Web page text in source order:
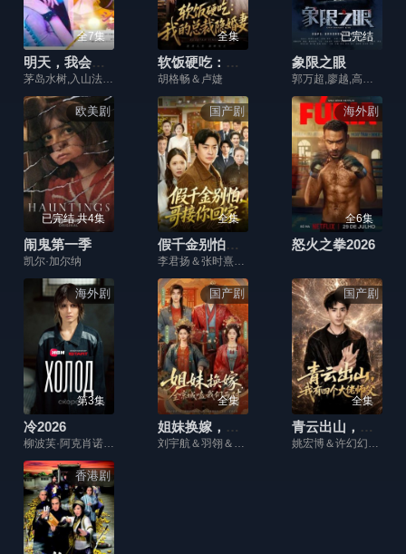
全7集
明天，我会成为谁的女友第二季
茅岛水树,入山法子,齐藤渚,纲启永,新井美羽,稻叶友
全集
软饭硬吃：我的总裁隐婚妻
胡格畅＆卢婕
已完结
象限之眼
郭万超,廖越,高磊,王翰,杨欢,李延,赵亮
欧美剧
已完结 共4集
闹鬼第一季
凯尔·加尔纳
国产剧
全集
假千金别怕，哥接你回家
李君扬＆张时熹＆黎博
海外剧
全6集
怒火之拳2026
海外剧
第3集
冷2026
柳波芙·阿克肖诺娃,琳达·拉宾什,彼得·费奥多罗夫,拉丽萨·古泽耶娃,奥列格·瓦西里科夫,阿纳斯塔西娅·米希纳,Denis Prytkov,Kseniya Katalymova,Evgeniy Kharitonov,弗谢沃罗德·沃洛丁,Mikhail Konovalov,Aleksandr Averin,亚历山大·克罗特科夫,Maksim Boyko,亚历山德拉·巴巴斯基纳,Aleksandr Shakhov,Maksim Dromashko,Yuliya Salmina,阿纳斯塔西娅·伏拉索娃,Taya
国产剧
全集
姐妹换嫁，全京城嗑我们两对
刘宇航＆羽翎＆张洪鸣＆杨殊予
国产剧
全集
青云出山，我有四个大佬师父
姚宏博＆许幻幻＆阳蕾
香港剧